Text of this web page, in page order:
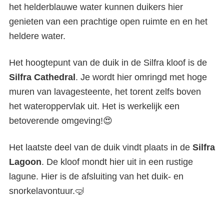
het helderblauwe water kunnen duikers hier
genieten van een prachtige open ruimte en en het
heldere water.
Het hoogtepunt van de duik in de Silfra kloof is de
Silfra Cathedral . Je wordt hier omringd met hoge
muren van lavagesteente, het torent zelfs boven
het wateroppervlak uit. Het is werkelijk een
betoverende omgeving!😍
Het laatste deel van de duik vindt plaats in de Silfra
Lagoon. De kloof mondt hier uit in een rustige
lagune. Hier is de afsluiting van het duik- en
snorkelavontuur.🤿